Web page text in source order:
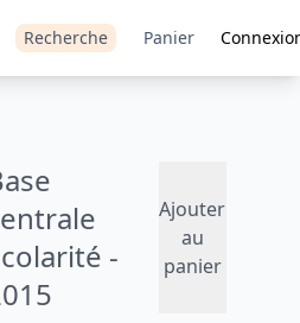
Recherche Panier
-
Ajouter
au
panier